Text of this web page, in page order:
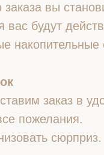
заказа вы
вас будут
накопительные
заказ в
пожелания.
сюрприз.